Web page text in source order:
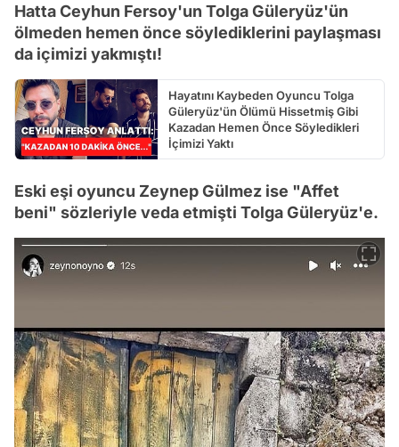
Hatta Ceyhun Fersoy'un Tolga Güleryüz'ün
ölmeden hemen önce söylediklerini paylaşması
da içimizi yakmıştı!
Hayatını Kaybeden Oyuncu Tolga
Güleryüz'ün Ölümü Hissetmiş Gibi
Kazadan Hemen Önce Söyledikleri
İçimizi Yaktı
Eski eşi oyuncu Zeynep Gülmez ise "Affet
beni" sözleriyle veda etmişti Tolga Güleryüz'e.